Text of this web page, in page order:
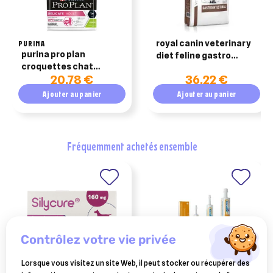
PURINA
purina pro plan
croquettes chat
delicate adult agneau
1.5kg
20,78 €
Ajouter au panier
royal canin veterinary
diet feline gastro
36,22 €
Ajouter au panier
fréquemment achetés ensemble
contrôlez votre vie privée
Lorsque vous visitez un site Web, il peut stocker ou récupérer des